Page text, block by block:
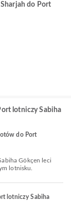
do Port
lotniczy Sabiha
do Port
lotnisku.
lotniczy Sabiha